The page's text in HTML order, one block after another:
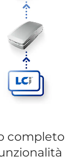
completo